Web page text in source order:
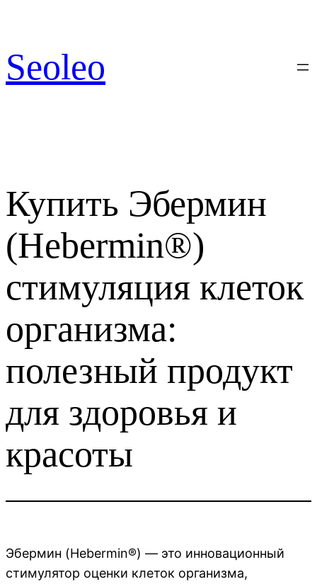
содержимому
Seoleo
Купить Эбермин
(Hebermin®)
стимуляция клеток
организма:
полезный продукт
для здоровья и
красоты
Эбермин (Hebermin®) — это инновационный
стимулятор оценки клеток организма,